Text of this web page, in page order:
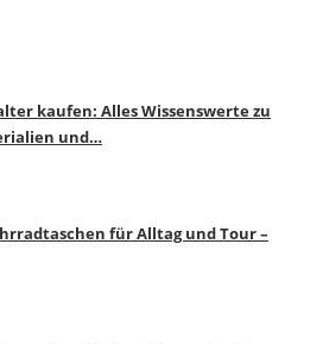
kaufen: Alles Wissenswerte zu
und…
für Alltag und Tour –